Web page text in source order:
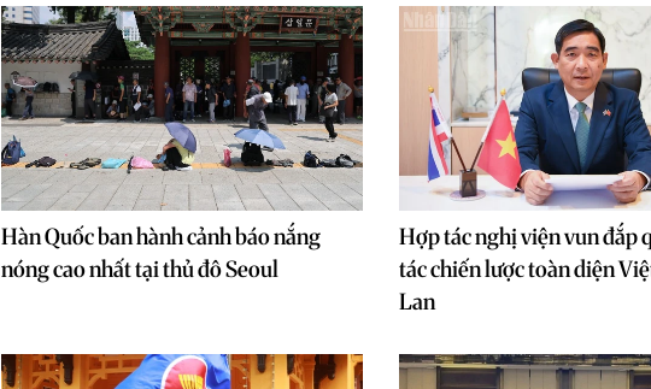
Hàn Quốc ban hành cảnh báo nắng
nóng cao nhất tại thủ đô Seoul
Hợp tác nghị viện vun đắp
tác chiến lược toàn diện
Lan